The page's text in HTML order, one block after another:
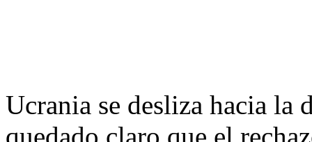
Ucrania se desliza hacia
quedado claro que el